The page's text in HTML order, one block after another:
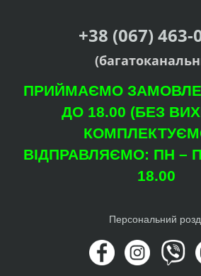
+38 (067) 463-
ПРИЙМАЄМО
ДО 18.00 (БЕЗ
ВІДПРАВЛЯЄМО: ПН –
18.00
Персональний